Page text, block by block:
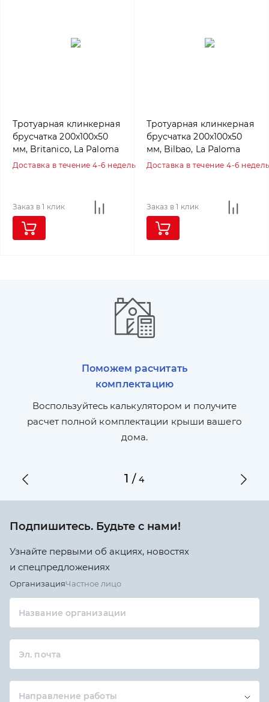
Тротуарная клинкерная
брусчатка 200х100х50
мм, Britanico, La Paloma
ceramicas
Доставка в течение 4-6 недель
Заказ в 1 клик
Тротуарная клинкерная
брусчатка 200х100х50
мм, Bilbao, La Paloma
ceramicas
Доставка в течение 4-6
Заказ в 1 клик
Поможем расчитать
комплектацию
Воспользуйтесь калькулятором и получите
расчет полной комплектации крыши вашего
дома.
1 /4
Подпишитесь. Будьте с нами!
Узнайте первыми об акциях, новостях
и спецпредложениях
ОрганизацияЧастное лицо
Название организации
Эл. почта
Направление работы